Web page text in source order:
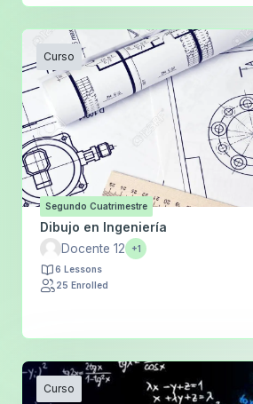
Curso
Segundo Cuatrimestre
Dibujo en Ingeniería
Docente 12
+1
6 Lessons
25 Enrolled
Curso